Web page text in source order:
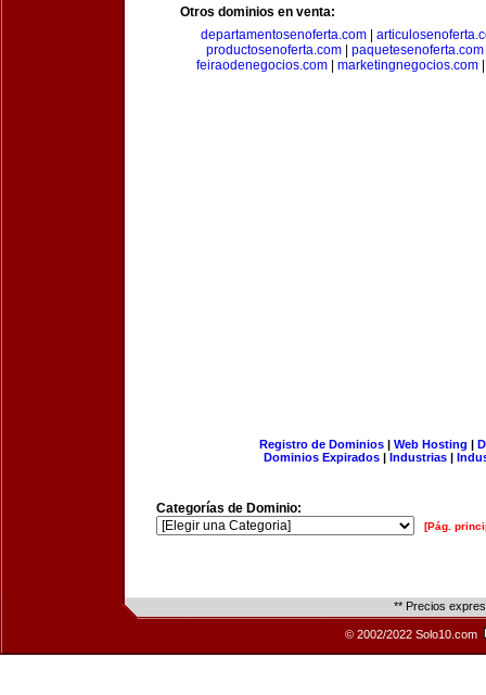
Otros dominios en venta:
departamentosenoferta.com
productosenoferta.com| paquetesenoferta.com
feiraodenegocios.com
marketingnegocios.com
Registro de Dominios| Web Hosting |
Dominios Expirados | Industrias |
Categorías de Dominio:
[Pág.
** Precios
© 2002/2022 Solo10.com